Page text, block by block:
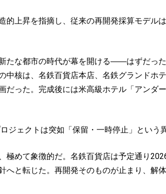
的上昇を指摘し、従来の再開発採算モデ
たな都市の時代が幕を開ける――はずだっ
中核は、名鉄百貨店本店、名鉄グランド
だった。完成後には米高級ホテル「アン
ジェクトは突如「保留・一時停止」という
めて象徴的だ。名鉄百貨店は予定通り
へと転じた。再開発そのものが止まり、